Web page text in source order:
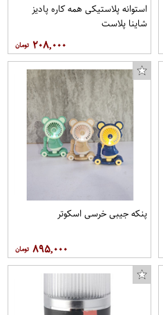
استوانه پلاستیکی همه کاره پادیز
شاینا پلاست
۲۰۸,۰۰۰
پنکه جیبی خرسی اسکوتر
۸۹۵,۰۰۰